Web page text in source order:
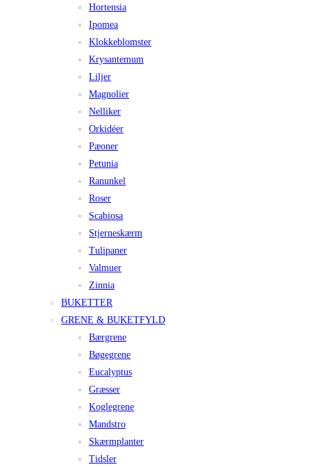
Hortensia
Ipomea
Klokkeblomster
Krysantemum
Liljer
Magnolier
Nelliker
Orkidéer
Pæoner
Petunia
Ranunkel
Roser
Scabiosa
Stjerneskærm
Tulipaner
Valmuer
Zinnia
BUKETTER
GRENE & BUKETFYLD
Bærgrene
Bøgegrene
Eucalyptus
Græsser
Koglegrene
Mandstro
Skærmplanter
Tidsler